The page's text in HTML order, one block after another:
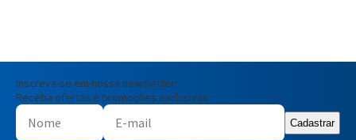
Inscreva-se em nossa newsletter!
Receba ofertas e promoções exclusivas
Cadastrar